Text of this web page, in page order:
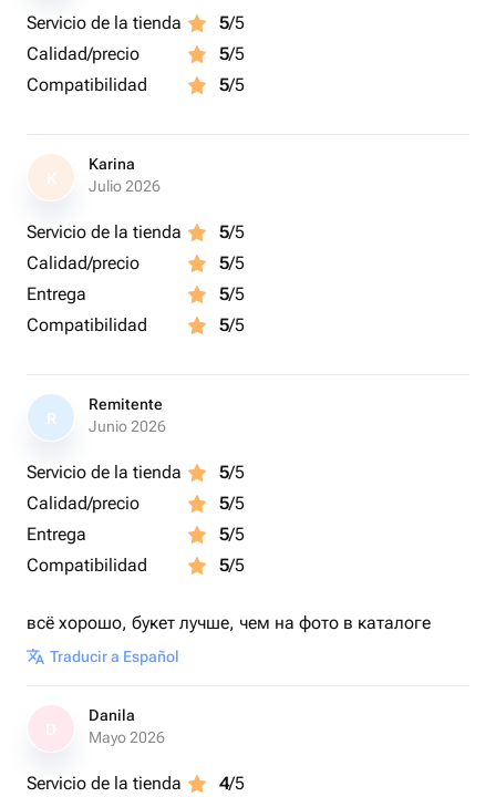
Servicio de la tienda 5/5
Calidad/precio
5/5
Compatibilidad
5/5
K
Karina
Julio 2026
Servicio de la tienda 5/5
Calidad/precio
5/5
Entrega
5/5
Compatibilidad
5/5
R
Remitente
Junio 2026
Servicio de la tienda 5/5
Calidad/precio
5/5
Entrega
5/5
Compatibilidad
5/5
всё хорошо, букет лучше, чем на фото в каталоге
Traducir a Español
Danila
Mayo 2026
Servicio de la tienda 4/5